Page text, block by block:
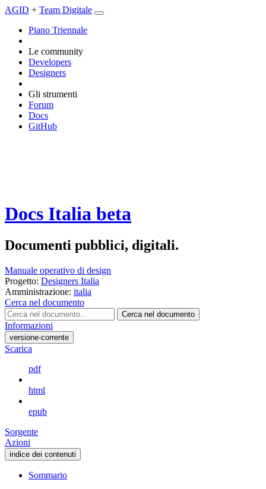
AGID + Team Digitale
Piano Triennale
Le community
Developers
Designers
Gli strumenti
Forum
Docs
GitHub
Docs Italia beta
Documenti pubblici, digitali.
Manuale operativo di design
Progetto: Designers Italia
Amministrazione: italia
Cerca nel documento
Cerca nel documento
Informazioni
versione-corrente
Scarica
pdf
html
epub
Sorgente
Azioni
indice dei contenuti
Sommario